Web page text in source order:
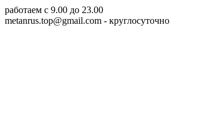
работаем c 9.00 до 23.00
metanrus.top@gmail.com - круглосуточно